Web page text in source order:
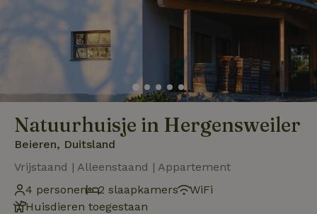
Natuurhuisje in Hergensweiler
Beieren, Duitsland
Vrijstaand | Alleenstaand | Appartement
4 personen
2 slaapkamers
WiFi
Huisdieren toegestaan